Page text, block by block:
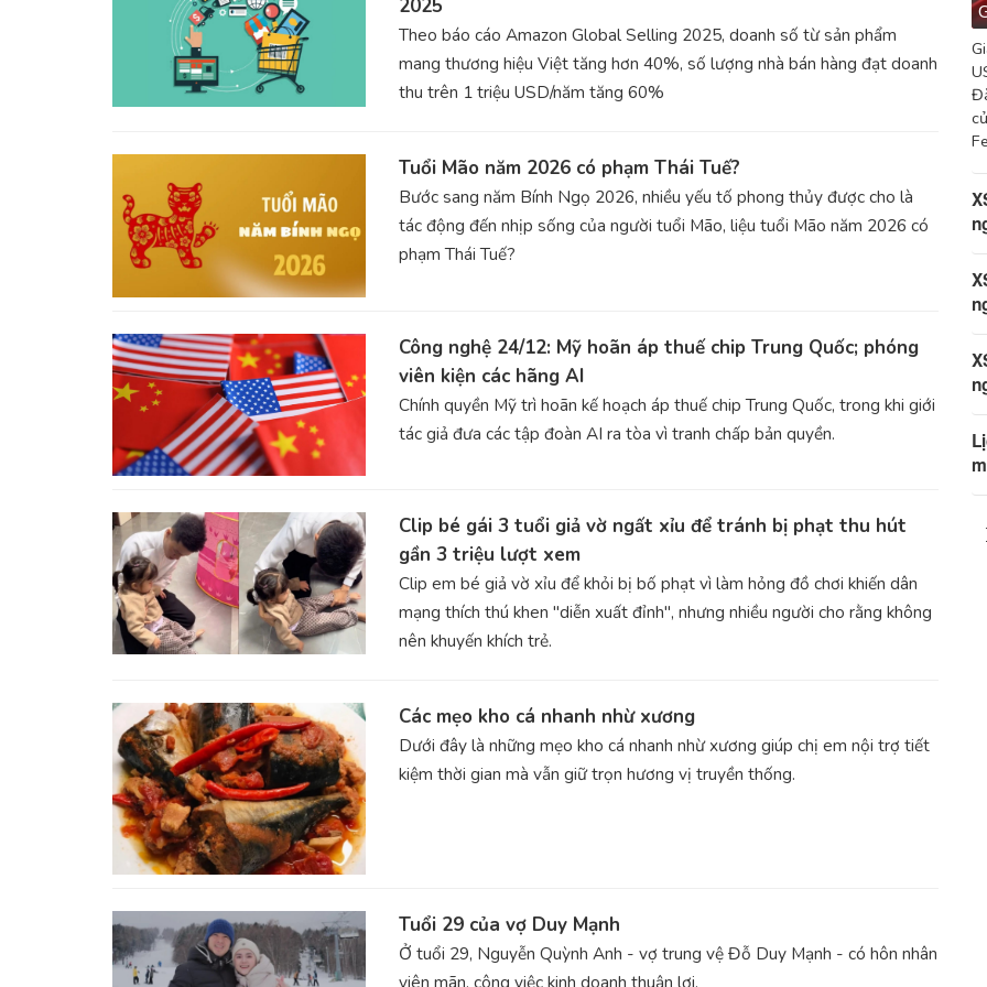
2025
Theo báo cáo Amazon Global Selling 2025, doanh số từ sản phẩm
mang thương hiệu Việt tăng hơn 40%, số lượng nhà bán hàng đạt doanh
thu trên 1 triệu USD/năm tăng 60%
Tuổi Mão năm 2026 có phạm Thái Tuế?
Bước sang năm Bính Ngọ 2026, nhiều yếu tố phong thủy được cho là
tác động đến nhịp sống của người tuổi Mão, liệu tuổi Mão năm 2026 có
phạm Thái Tuế?
Công nghệ 24/12: Mỹ hoãn áp thuế chip Trung Quốc; phóng
viên kiện các hãng AI
Chính quyền Mỹ trì hoãn kế hoạch áp thuế chip Trung Quốc, trong khi giới
tác giả đưa các tập đoàn AI ra tòa vì tranh chấp bản quyền.
Clip bé gái 3 tuổi giả vờ ngất xỉu để tránh bị phạt thu hút
gần 3 triệu lượt xem
Clip em bé giả vờ xỉu để khỏi bị bố phạt vì làm hỏng đồ chơi khiến dân
mạng thích thú khen "diễn xuất đỉnh", nhưng nhiều người cho rằng không
nên khuyến khích trẻ.
Các mẹo kho cá nhanh nhừ xương
Dưới đây là những mẹo kho cá nhanh nhừ xương giúp chị em nội trợ tiết
kiệm thời gian mà vẫn giữ trọn hương vị truyền thống.
Tuổi 29 của vợ Duy Mạnh
Ở tuổi 29, Nguyễn Quỳnh Anh - vợ trung vệ Đỗ Duy Mạnh - có hôn nhân